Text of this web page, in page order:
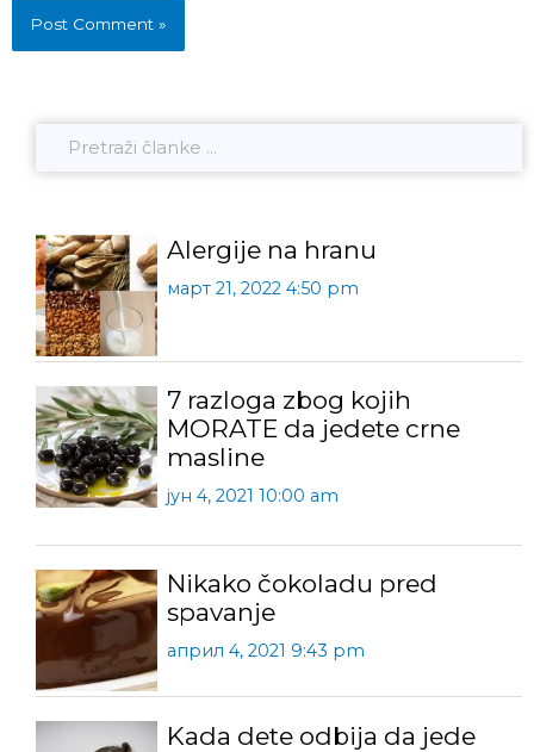
Alergije na hranu
март 21, 2022 4:50 pm
7 razloga zbog kojih
MORATE da jedete crne
masline
јун 4, 2021 10:00 am
Nikako čokoladu pred
spavanje
април 4, 2021 9:43 pm
Kada dete odbija da jede